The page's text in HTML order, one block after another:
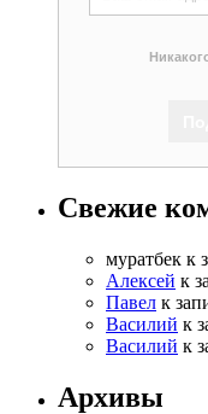
Свежие
муратбек к
Алексей к
Павел к
Василий к
Василий к
Архивы